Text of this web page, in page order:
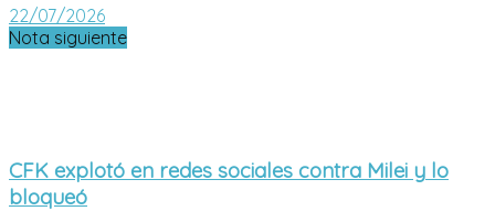
22/07/2026
Nota siguiente
CFK explotó en redes sociales contra Milei y lo
bloqueó